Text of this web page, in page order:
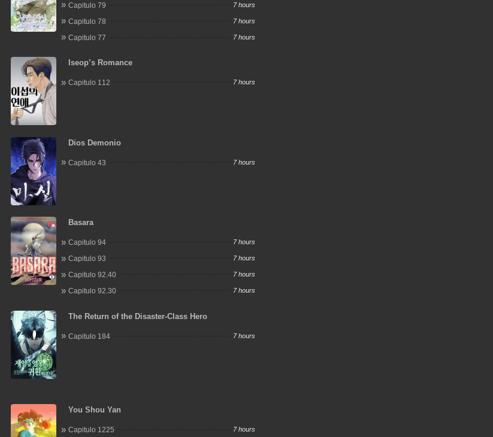
Capitulo 79 7 hours
Capitulo 78 7 hours
Capitulo 77 7 hours
Iseop’s Romance
Capitulo 112 7 hours
Dios Demonio
Capitulo 43 7 hours
Basara
Capitulo 94 7 hours
Capitulo 93 7 hours
Capitulo 92.40 7 hours
Capitulo 92.30 7 hours
The Return of the Disaster-Class Hero
Capitulo 184 7 hours
You Shou Yan
Capitulo 1225 7 hours